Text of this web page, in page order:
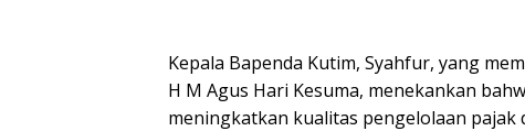
Kepala Bapenda Kutim, Syahfur, yang
H M Agus Hari Kesuma, menekankan
meningkatkan kualitas pengelolaan pajak